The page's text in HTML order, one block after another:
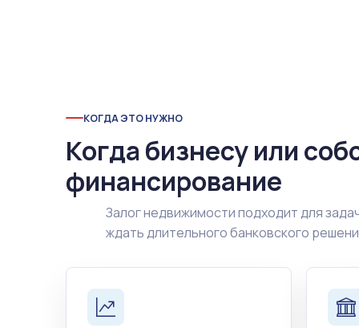
КОГДА ЭТО НУЖНО
Когда бизнесу или
финансирование
Залог недвижимости подходит для
ждать длительного банковского